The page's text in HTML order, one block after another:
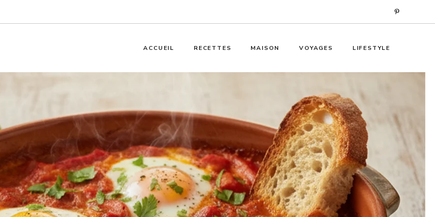
ACCUEIL RECETTES MAISON VOYAGES LIFESTYLE